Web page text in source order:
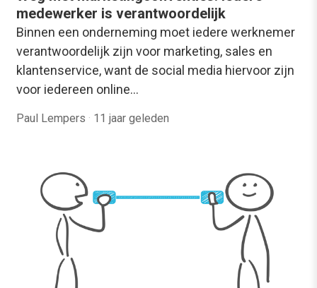
medewerker is verantwoordelijk
Binnen een onderneming moet iedere werknemer
verantwoordelijk zijn voor marketing, sales en
klantenservice, want de social media hiervoor zijn
voor iedereen online…
Paul Lempers · 11 jaar geleden